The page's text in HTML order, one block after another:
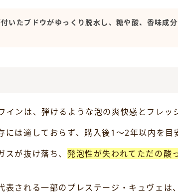
たブドウがゆっくり脱水し、糖や酸、香味成
ンは、弾けるような泡の爽快感とフレッ
は適しておらず、購入後1〜2年以内を目
スが抜け落ち、発泡性が失われてただの酸
される一部のプレステージ・キュヴェは